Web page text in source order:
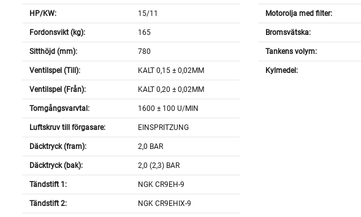
HP/KW: 15/11
Fordonsvikt (kg): 165
Sitthöjd (mm): 780
Ventilspel (Till): KALT 0,15 ± 0,02MM
Ventilspel (Från): KALT 0,20 ± 0,02MM
Tomgångsvarvtal: 1600 ± 100 U/MIN
Luftskruv till förgasare: EINSPRITZUNG
Däcktryck (fram): 2,0 BAR
Däcktryck (bak): 2,0 (2,3) BAR
Tändstift 1: NGK CR9EH-9
Tändstift 2: NGK CR9EHIX-9
Motorolja med filter:
Bromsvätska:
Tankens volym:
Kylmedel: